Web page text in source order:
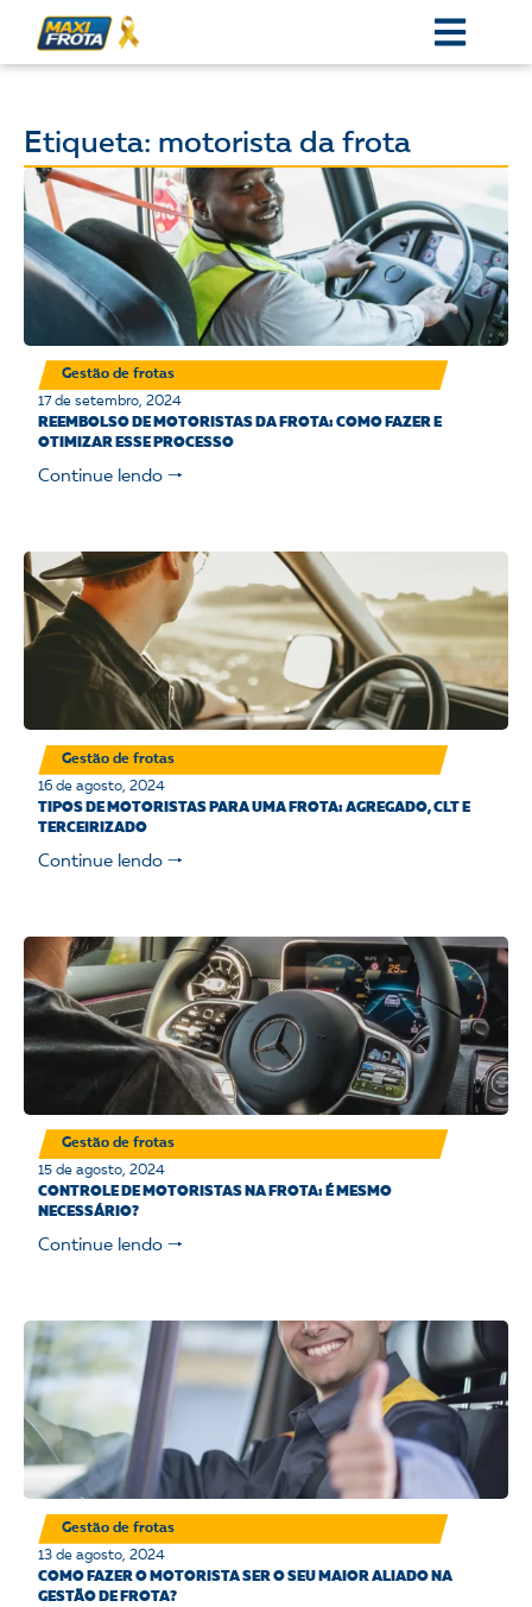
Etiqueta: motorista da frota
Gestão de frotas
17 de setembro, 2024
REEMBOLSO DE MOTORISTAS DA FROTA: COMO FAZER E
OTIMIZAR ESSE PROCESSO
Continue lendo 🠒
Gestão de frotas
16 de agosto, 2024
TIPOS DE MOTORISTAS PARA UMA FROTA: AGREGADO, CLT E
TERCEIRIZADO
Continue lendo 🠒
Gestão de frotas
15 de agosto, 2024
CONTROLE DE MOTORISTAS NA FROTA: É MESMO
NECESSÁRIO?
Continue lendo 🠒
Gestão de frotas
13 de agosto, 2024
COMO FAZER O MOTORISTA SER O SEU MAIOR ALIADO NA
GESTÃO DE FROTA?